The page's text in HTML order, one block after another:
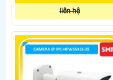
liên hệ